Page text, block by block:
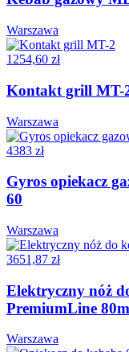
Warszawa
1254,60 zł
Kontakt grill MT-
Warszawa
4383 zł
Gyros opiekacz
60
Warszawa
3651,87 zł
Elektryczny nóż
PremiumLine
Warszawa